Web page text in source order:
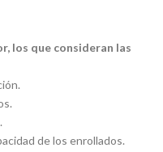
los que consideran las
de los enrollados.